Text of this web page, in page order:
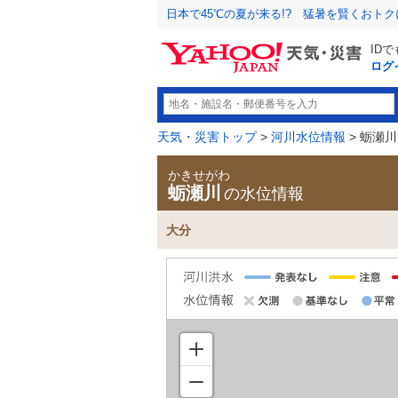
日本で45℃の夏が来る!? 猛暑を賢くおトク
ID
ログ
天気・災害トップ> 河川水位情報 > 蛎瀬川
かきせがわ
蛎瀬川 の水位情報
大分